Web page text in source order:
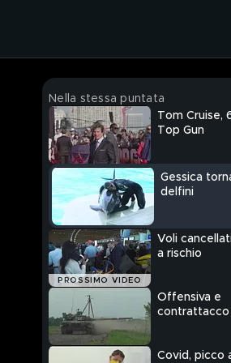
Nella stessa puntata
Tom Cruise,
Top Gun
Gessica
delfini
PROSSIMO VIDEO
Voli
a rischio
Offensiva e
contrattacco
Covid, picco